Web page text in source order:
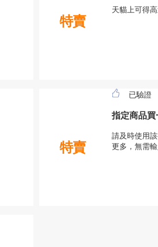
特賣
天貓上可得
特賣
已驗證
指定商品
請及時使用
更多，無需